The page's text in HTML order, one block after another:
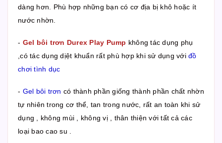
dàng hơn. Phù hợp những bạn có cơ địa bị khô hoặc ít
nước nhờn.
- Gel bôi trơn Durex Play Pump không tác dụng phụ
,có tác dụng dịệt khuẩn rất phù hợp khi sử dụng với đồ
chơi tình dục
- Gel bôi trơn có thành phần giống thành phần chất nhờn
tự nhiên trong cơ thể, tan trong nước, rất an toàn khi sử
dụng , không mùi , không vị , thân thiện với tất cả các
loại bao cao su .